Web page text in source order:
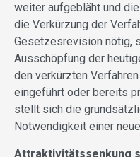
weiter aufgebläht und
die Verkürzung der
Gesetzesrevision nötig,
Ausschöpfung der
den verkürzten
eingeführt oder bereits
stellt sich die
Notwendigkeit einer
Attraktivitätssenkung